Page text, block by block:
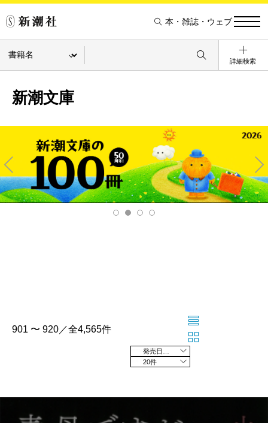
本・雑誌・ウェブ
詳細検索
新潮文庫
Pre
v
Ne
xt
901 〜 920／全4,565件
20件